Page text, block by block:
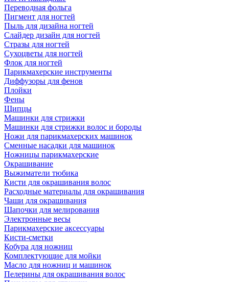
Переводная фольга
Пигмент для ногтей
Пыль для дизайна ногтей
Слайдер дизайн для ногтей
Стразы для ногтей
Сухоцветы для ногтей
Флок для ногтей
Парикмахерские инструменты
Диффузоры для фенов
Плойки
Фены
Щипцы
Машинки для стрижки
Машинки для стрижки волос и бороды
Ножи для парикмахерских машинок
Сменные насадки для машинок
Ножницы парикмахерские
Окрашивание
Выжиматели тюбика
Кисти для окрашивания волос
Расходные материалы для окрашивания
Чаши для окрашивания
Шапочки для мелирования
Электронные весы
Парикмахерские аксессуары
Кисти-сметки
Кобура для ножниц
Комплектующие для мойки
Масло для ножниц и машинок
Пелерины для окрашивания волос